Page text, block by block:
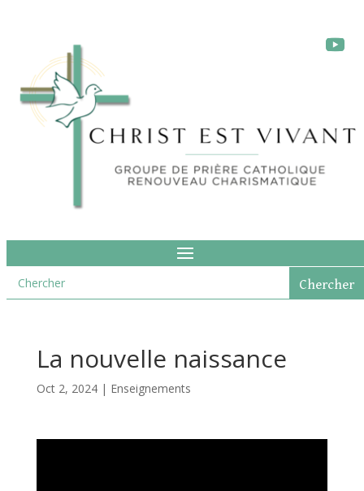
La nouvelle naissance
Oct 2, 2024| Enseignements